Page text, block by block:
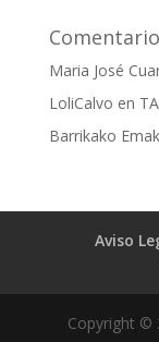
Maria José
LoliCalvo en
Barrikako
Aviso
Copyright ©